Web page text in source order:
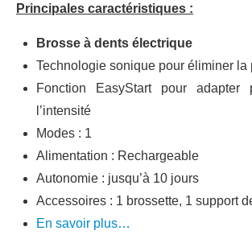
Principales caractéristiques :
Brosse à dents électrique
Technologie sonique pour éliminer la
Fonction EasyStart pour adapter
l’intensité
Modes : 1
Alimentation : Rechargeable
Autonomie : jusqu’à 10 jours
Accessoires : 1 brossette, 1 support
En savoir plus…